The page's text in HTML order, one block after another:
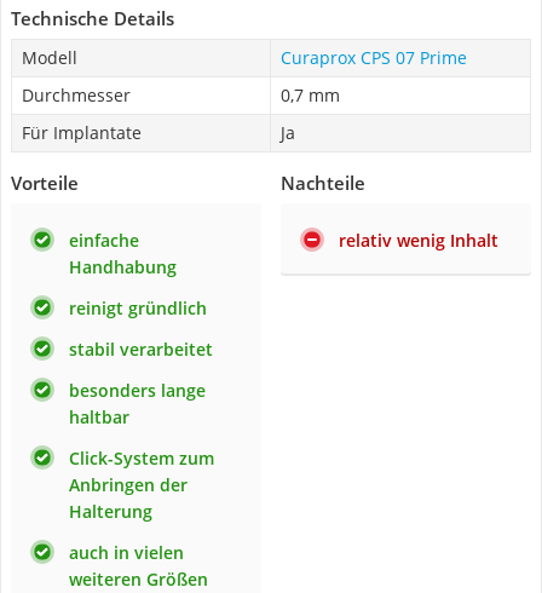
Technische Details
Modell
Curaprox CPS 07 Prime
Durchmesser
0,7 mm
Für Implantate
Ja
Vorteile
einfache
Handhabung
reinigt gründlich
stabil verarbeitet
besonders lange
haltbar
Click-System zum
Anbringen der
Halterung
auch in vielen
weiteren Größen
Nachteile
relativ wenig Inhalt